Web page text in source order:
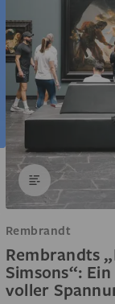
Rembrandt
Rembrandts
Simsons“:
voller